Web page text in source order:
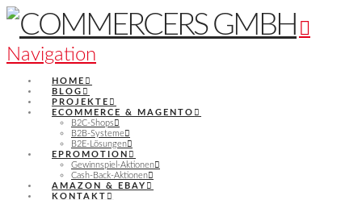
Navigation
HOME
BLOG
PROJEKTE
ECOMMERCE & MAGENTO
B2C-Shops
B2B-Systeme
B2E-Lösungen
EPROMOTION
Gewinnspiel-Aktionen
Cash-Back-Aktionen
AMAZON & EBAY
KONTAKT